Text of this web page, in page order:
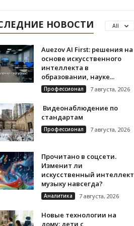
НОВОСТИ All
Auezov AI First: решения на
основе искусственного
интеллекта в
образовании, науке...
Профессионал 7 августа, 2026
Видеонаблюдение по
стандартам
Профессионал 7 августа, 2026
Прочитано в соцсети.
Изменит ли
искусственный интеллект
музыку навсегда?
Аналитика 7 августа, 2026
Новые технологии на
дому: дети с